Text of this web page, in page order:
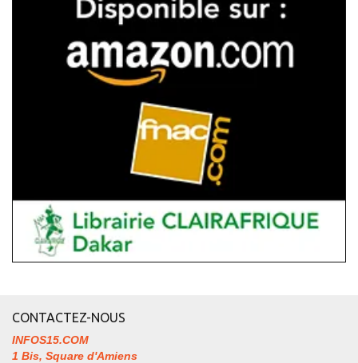
CONTACTEZ-NOUS
INFOS15.COM
1 Bis, Square d'Amiens